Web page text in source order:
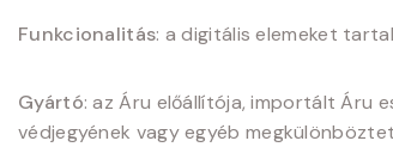
Funkcionalitás: a digitális elemeket
Gyártó: az Áru előállítója, importált Áru
védjegyének vagy egyéb